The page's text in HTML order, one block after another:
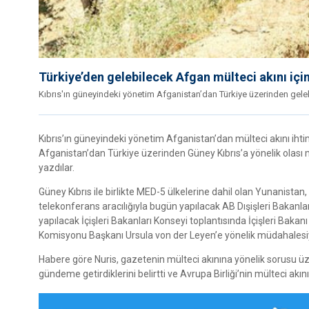
Türkiye’den gelebilecek Afgan mülteci akını
Kıbrıs'ın güneyindeki yönetim Afganistan’dan Türkiye üzerinden
Kıbrıs’ın güneyindeki yönetim Afganistan’dan mülteci akını
Afganistan’dan Türkiye üzerinden Güney Kıbrıs’a yönelik
yazdılar.
Güney Kıbrıs ile birlikte MED-5 ülkelerine dahil olan
telekonferans aracılığıyla bugün yapılacak AB Dışişleri
yapılacak İçişleri Bakanları Konseyi toplantısında İçişleri
Komisyonu Başkanı Ursula von der Leyen’e yönelik
Habere göre Nuris, gazetenin mülteci akınına yönelik sorusu
gündeme getirdiklerini belirtti ve Avrupa Birliği’nin mülteci